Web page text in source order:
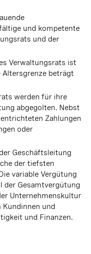
und kompetente
und der
Verwaltungsrats ist
Altersgrenze beträgt
werden für ihre
abgegolten. Nebst
Zahlungen
oder
Geschäftsleitung
der tiefsten
variable Vergütung
der Gesamtvergütung
Unternehmenskultur
Kundinnen und
und Finanzen.